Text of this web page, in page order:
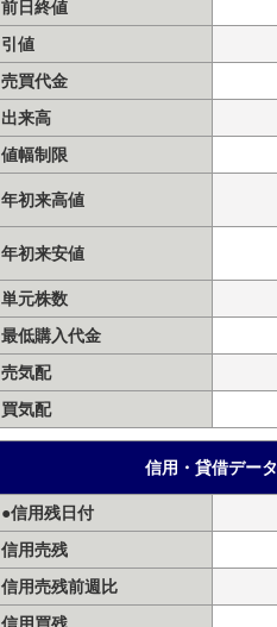
前日終値
引値
売買代金
出来高
値幅制限
年初来高値
年初来安値
単元株数
最低購入代金
売気配
買気配
信用・貸借データ
●信用残日付
信用売残
信用売残前週比
信用買残